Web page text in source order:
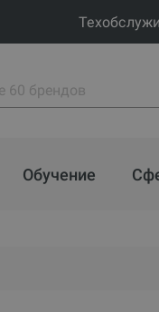
Обучение